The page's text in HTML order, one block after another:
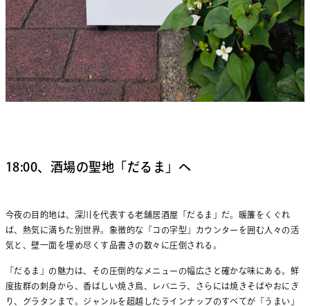
18:00、酒場の聖地「だるま」へ
今夜の目的地は、深川を代表する老舗居酒屋「だるま」だ。暖簾をくぐれ
ば、熱気に満ちた別世界。象徴的な「コの字型」カウンターを囲む人々の活
気と、壁一面を埋め尽くす品書きの数々に圧倒される。
「だるま」の魅力は、その圧倒的なメニューの幅広さと確かな味にある。鮮
度抜群の刺身から、香ばしい焼き鳥、レバニラ、さらには焼きそばやおにぎ
り、グラタンまで。ジャンルを超越したラインナップのすべてが「うまい」